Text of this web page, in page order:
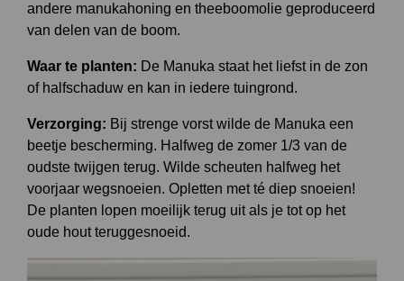
andere manukahoning en theeboomolie geproduceerd
van delen van de boom.
Waar te planten: De Manuka staat het liefst in de zon
of halfschaduw en kan in iedere tuingrond.
Verzorging: Bij strenge vorst wilde de Manuka een
beetje bescherming. Halfweg de zomer 1/3 van de
oudste twijgen terug. Wilde scheuten halfweg het
voorjaar wegsnoeien. Opletten met té diep snoeien!
De planten lopen moeilijk terug uit als je tot op het
oude hout teruggesnoeid.